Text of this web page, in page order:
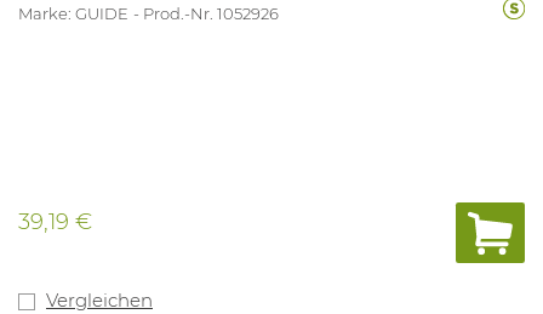
Marke: GUIDE Prod.-Nr. 1052926
39,19 €
Vergleichen